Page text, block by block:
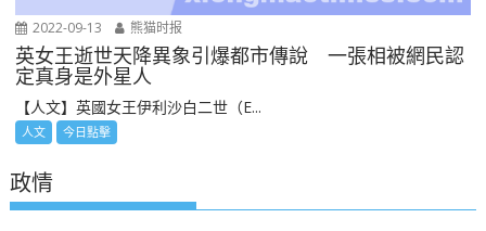
2022-09-13 熊猫时报
英女王逝世天降異象引爆都市傳說 一張相被網民認
定真身是外星人
【人文】英國女王伊利沙白二世（E...
人文 今日點擊
政情